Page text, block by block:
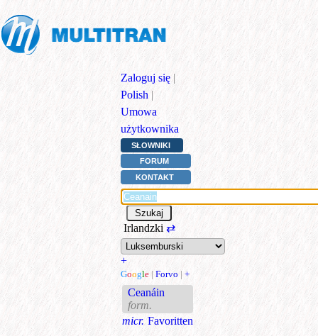
Zaloguj się |
Polish |
Umowa
użytkownika
SŁOWNIKI
FORUM
KONTAKT
Irlandzki ⇄
+
Google | Forvo | +
Ceanáin
form.
micr. Favoritten